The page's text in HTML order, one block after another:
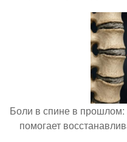
Боли в спине в прошлом:
помогает